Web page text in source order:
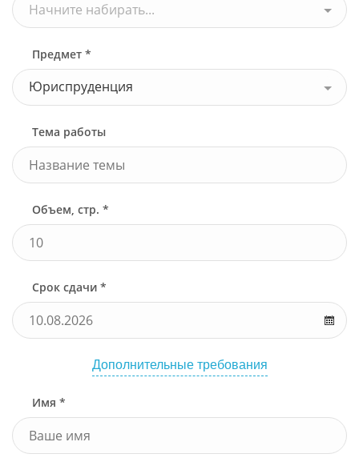
Начните набирать...
Предмет *
Юриспруденция
Тема работы
Объем, стр. *
Срок сдачи *
Дополнительные требования
Имя *